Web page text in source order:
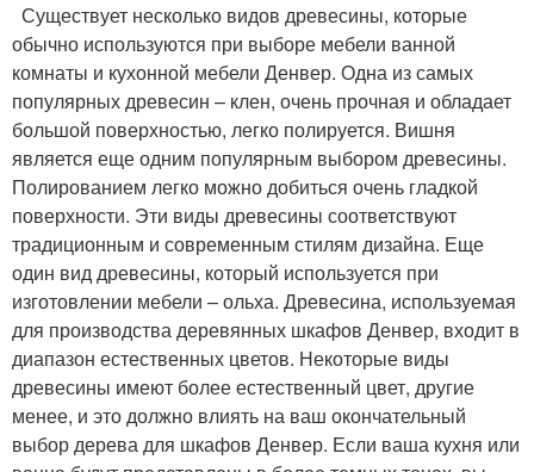
Существует несколько видов древесины, которые
обычно используются при выборе мебели ванной
комнаты и кухонной мебели Денвер. Одна из самых
популярных древесин – клен, очень прочная и обладает
большой поверхностью, легко полируется. Вишня
является еще одним популярным выбором древесины.
Полированием легко можно добиться очень гладкой
поверхности. Эти виды древесины соответствуют
традиционным и современным стилям дизайна. Еще
один вид древесины, который используется при
изготовлении мебели – ольха. Древесина, используемая
для производства деревянных шкафов Денвер, входит в
диапазон естественных цветов. Некоторые виды
древесины имеют более естественный цвет, другие
менее, и это должно влиять на ваш окончательный
выбор дерева для шкафов Денвер. Если ваша кухня или